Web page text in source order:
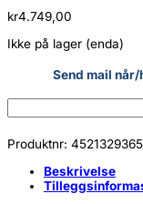
kr4.749,00
Ikke på lager (enda)
Send mail
Produktnr:
Beskrivelse